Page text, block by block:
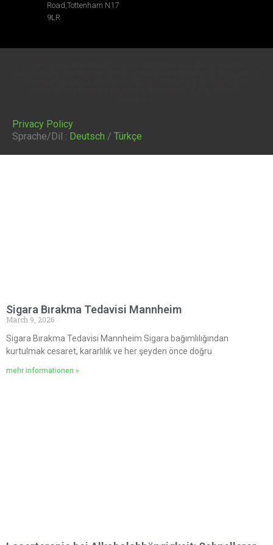
Road,Tottenham N17
9LR
Privacy Policy
Sprache/Dil : Deutsch / Türkçe
Sigara Bırakma Tedavisi Mannheim
March 9, 2026
Sigara Bırakma Tedavisi Mannheim Sigara bağımlılığından
kurtulmak cesaret, kararlılık ve her şeyden önce doğru
mehr informationen »